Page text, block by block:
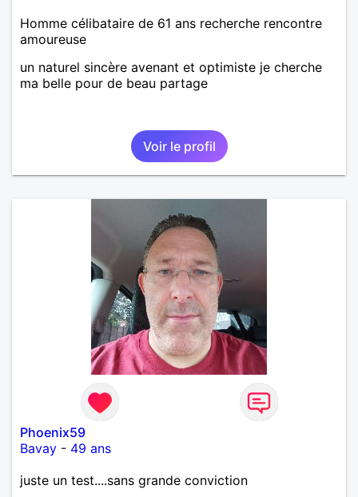
Homme célibataire de 61 ans recherche rencontre
amoureuse
un naturel sincère avenant et optimiste je cherche
ma belle pour de beau partage
Voir le profil
Phoenix59
Bavay - 49 ans
juste un test....sans grande conviction